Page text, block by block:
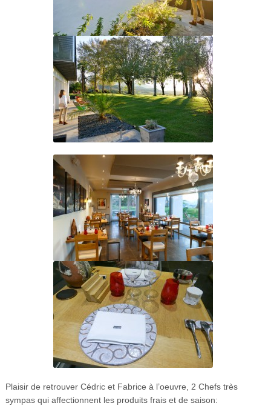
Plaisir de retrouver Cédric et Fabrice à l’oeuvre, 2 Chefs très
sympas qui affectionnent les produits frais et de saison: